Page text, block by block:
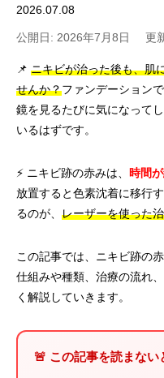
2026.07.08
公開日: 2026年7月8日 更
📌 ニキビが治った後も、肌
せんか？ファンデーション
鏡を見るたびに気になって
いるはずです。
⚡ ニキビ跡の赤みは、 時間
放置すると色素沈着に移行
るのが、 レーザーを使った
この記事では、ニキビ跡の
仕組みや種類、治療の流れ
く解説していきます。
🚨 この記事を読まない